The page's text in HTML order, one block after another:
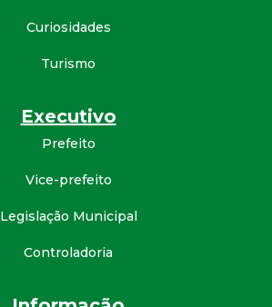
Curiosidades
Turismo
Executivo
Prefeito
Vice-prefeito
Legislação Municipal
Controladoria